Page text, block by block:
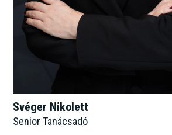
Svéger Nikolett
Senior Tanácsadó